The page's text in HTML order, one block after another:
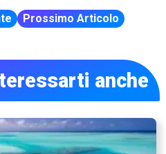
Prossimo Articolo
anche